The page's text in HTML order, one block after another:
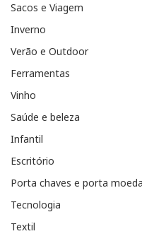
Sacos e Viagem
Inverno
Verão e Outdoor
Ferramentas
Vinho
Saúde e beleza
Infantil
Escritório
Porta chaves e porta
Tecnologia
Textil